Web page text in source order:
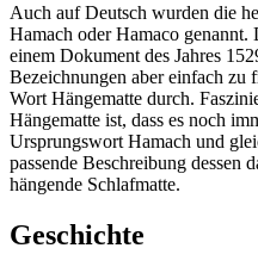
Auch auf Deutsch wurden die
Hamach oder Hamaco genannt.
einem Dokument des Jahres
Bezeichnungen aber einfach zu
Wort Hängematte durch.
Hängematte ist, dass es noch
Ursprungswort Hamach und
passende Beschreibung dessen
hängende Schlafmatte.
Geschichte